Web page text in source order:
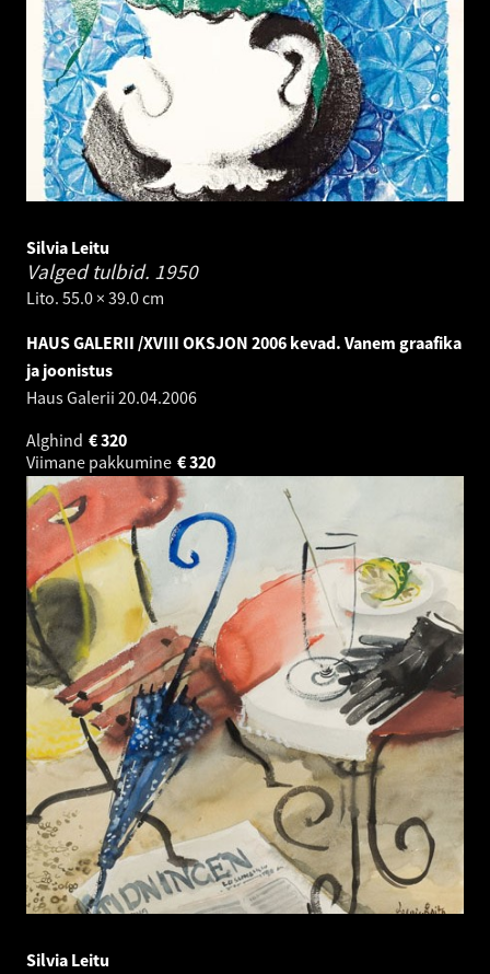
Silvia Leitu
Valged tulbid. 1950
Lito. 55.0 × 39.0 cm
HAUS GALERII /XVIII OKSJON 2006 kevad. Vanem graafika
ja joonistus
Haus Galerii 20.04.2006
Alghind
320
€
Viimane pakkumine
320
€
Silvia Leitu